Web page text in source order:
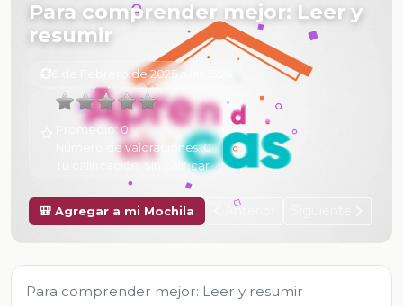
Para comprender mejor: Leer y
resumir
6 de Febrero de 2025 a las 15:24
Promedio:0
Número de valoraciones:0
Tu calificación: Sin calificar
🎒 Agregar a mi Mochila Anterior
Para comprender mejor: Leer y resumir